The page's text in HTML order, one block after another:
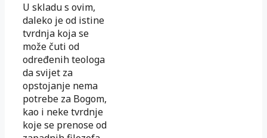
U skladu s ovim,
daleko je od istine
tvrdnja koja se
može čuti od
određenih teologa
da svijet za
opstojanje nema
potrebe za Bogom,
kao i neke tvrdnje
koje se prenose od